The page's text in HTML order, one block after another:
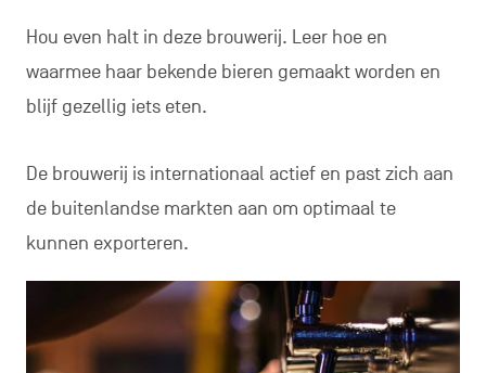
Hou even halt in deze brouwerij. Leer hoe en
waarmee haar bekende bieren gemaakt worden en
blijf gezellig iets eten.
De brouwerij is internationaal actief en past zich aan
de buitenlandse markten aan om optimaal te
kunnen exporteren.